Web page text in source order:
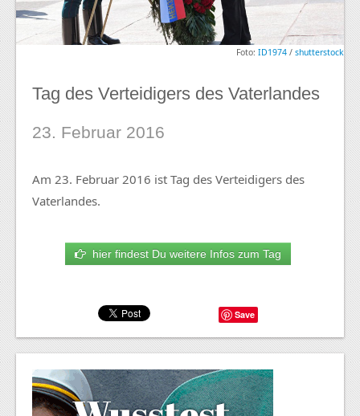
Foto: ID1974 / shutterstock
Tag des Verteidigers des Vaterlandes
23. Februar 2016
Am 23. Februar 2016 ist Tag des Verteidigers des
Vaterlandes.
hier findest Du weitere Infos zum Tag
Save